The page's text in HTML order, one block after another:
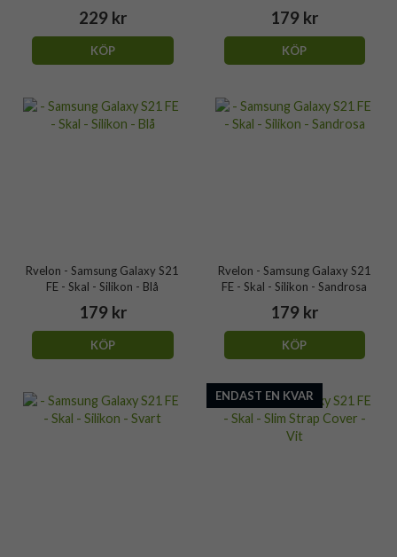
229 kr
KÖP
179 kr
KÖP
Rvelon - Samsung Galaxy S21
FE - Skal - Silikon - Blå
179 kr
KÖP
Rvelon - Samsung Galaxy S21
FE - Skal - Silikon - Sandrosa
179 kr
KÖP
ENDAST EN KVAR